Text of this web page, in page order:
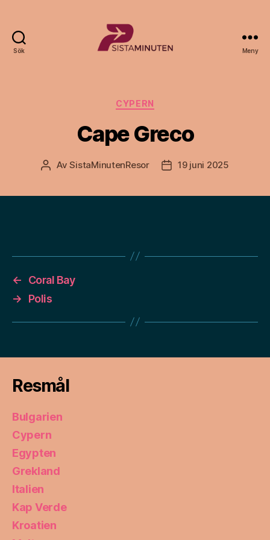
Sök Meny
Kategorier
CYPERN
Cape Greco
Inläggsförfattare
AvSistaMinutenResor Inläggsdatum
19 juni 2025
←
Coral Bay
→
Polis
Resmål
Bulgarien
Cypern
Egypten
Grekland
Italien
Kap Verde
Kroatien